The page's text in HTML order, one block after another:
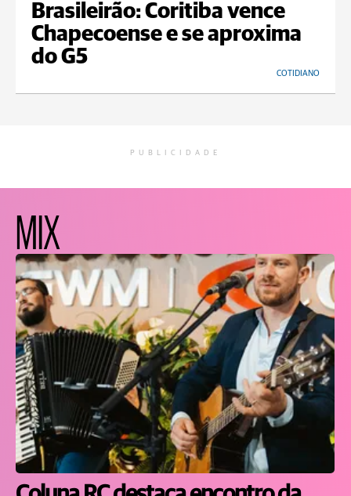
Brasileirão: Coritiba vence
Chapecoense e se aproxima
do G5
COTIDIANO
PUBLICIDADE
MIX